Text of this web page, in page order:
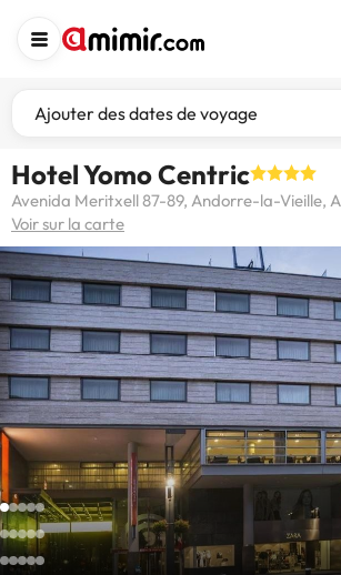
Ajouter des dates de voyage
Hotel Yomo Centric
Avenida Meritxell 87-89, Andorre-la-Vieille,
Voir sur la carte